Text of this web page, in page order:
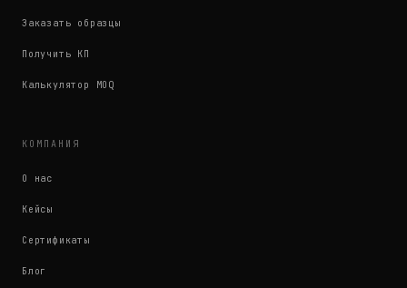
Заказать образцы
Получить КП
Калькулятор MOQ
КОМПАНИЯ
О нас
Кейсы
Сертификаты
Блог